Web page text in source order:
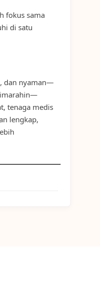
fokus sama
di satu
dan nyaman—
tenaga medis
lengkap,